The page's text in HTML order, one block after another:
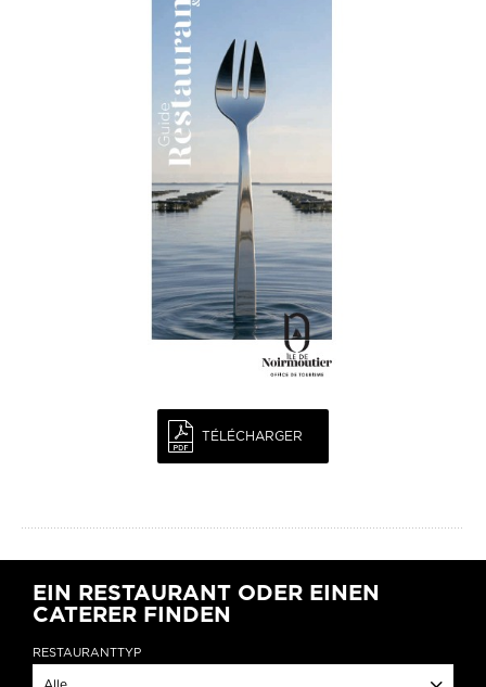
TÉLÉCHARGER
EIN RESTAURANT ODER EINEN
CATERER FINDEN
RESTAURANTTYP